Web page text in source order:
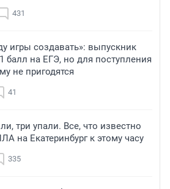
431
игры создавать»: выпускник
балл на ЕГЭ, но для поступления
не пригодятся
41
три упали. Все, что известно
на Екатеринбург к этому часу
335